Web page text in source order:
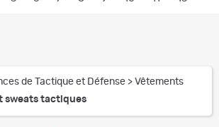
de Tactique et Défense > Vêtements
sweats tactiques